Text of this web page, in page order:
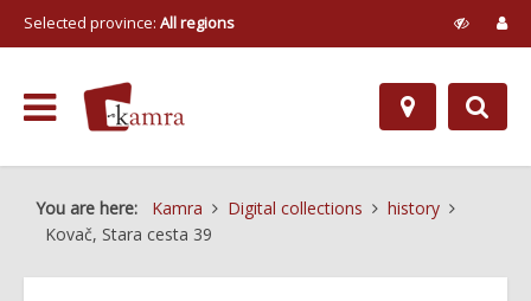
Selected province: All regions
You are here: Kamra Digital collections
history
Kovač, Stara cesta 39